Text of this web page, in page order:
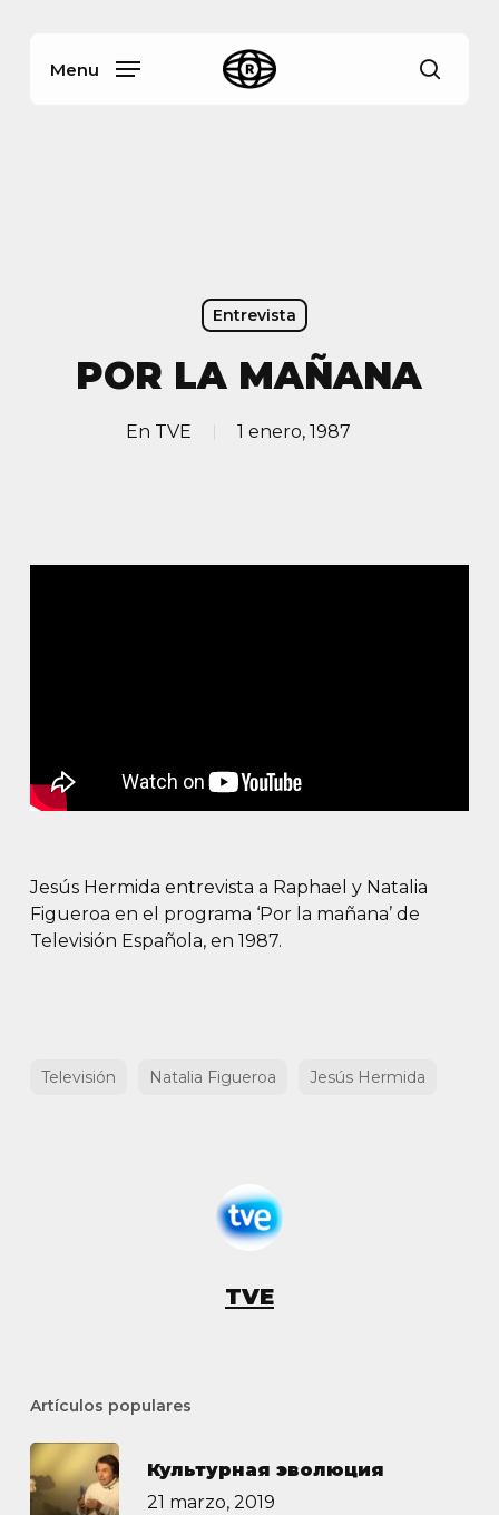
Menu
Entrevista
POR LA MAÑANA
En TVE 1 enero, 1987
Jesús Hermida entrevista a Raphael y Natalia
Figueroa en el programa ‘Por la mañana’ de
Televisión Española, en 1987.
Televisión Natalia Figueroa Jesús Hermida
TVE
Artículos populares
Культурная эволюция
21 marzo, 2019